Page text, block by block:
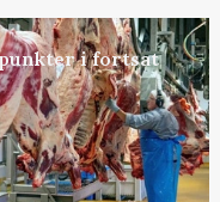
i fortsat